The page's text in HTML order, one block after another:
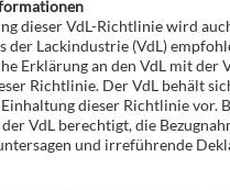
dieser VdL-Richtlinie wird
der Lackindustrie (VdL)
Erklärung an den VdL mit der
Richtlinie. Der VdL behält
dieser Richtlinie vor.
VdL berechtigt, die
und irreführende